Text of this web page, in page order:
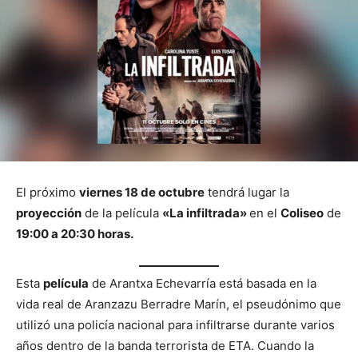
El próximo viernes 18 de octubre tendrá lugar la
proyección de la película «La infiltrada»en el Coliseo de
19:00 a 20:30 horas.
Esta película de Arantxa Echevarría está basada en la
vida real de Aranzazu Berradre Marín, el pseudónimo que
utilizó una policía nacional para infiltrarse durante varios
años dentro de la banda terrorista de ETA. Cuando la